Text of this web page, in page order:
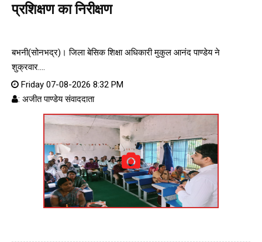
प्रशिक्षण का निरीक्षण
बभनी(सोनभद्र)। जिला बेसिक शिक्षा अधिकारी मुकुल आनंद पाण्डेय ने
शुक्रवार....
Friday 07-08-2026 8:32 PM
: अजीत पाण्डेय संवाददाता